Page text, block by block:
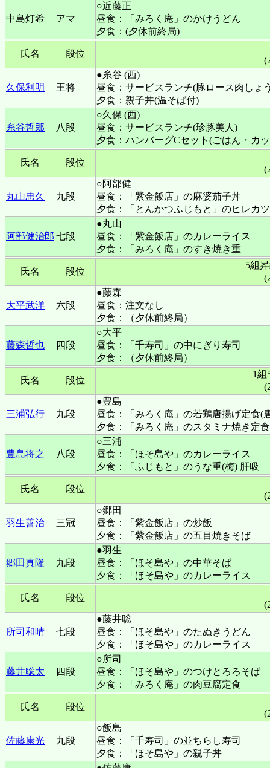
中島灯希 アマ
○近藤正
昼食：「みろく庵」のかけうどん
夕食：(夕休前終局)
氏名 段位
久保利明 王将
●糸谷 (西)
昼食：サービスランチ(豚ロース肉しょ
夕食：親子丼(温そば付)
糸谷哲郎 八段
○久保 (西)
昼食：サービスランチ(珍豚美人)
夕食：ハンバーグCセット(ごはん・カ
氏名 段位
丸山忠久 九段
○阿部健
昼食：「紫金飯店」の麻婆茄子丼
夕食：「とんかつふじもと」のヒレカ
阿部健治郎 七段
●丸山
昼食：「紫金飯店」のカレーライス
夕食：「みろく庵」のすき焼き重
氏名 段位
5組
大平武洋 六段
●藤森
昼食：注文なし
夕食：（夕休前終局）
藤森哲也 四段
○大平
昼食：「千寿司」の中にぎり寿司
夕食：（夕休前終局）
氏名 段位
1組
三浦弘行 九段
●豊島
昼食：「みろく庵」の若鶏唐揚げ定食(
夕食：「みろく庵」のスタミナ焼き定食
豊島将之 八段
○三浦
昼食：「ほそ島や」のカレーライス
夕食：「ふじもと」のうな重(梅) 肝吸
氏名 段位
羽生善治 三冠
○郷田
昼食：「紫金飯店」の炒飯
夕食：「紫金飯店」の五目焼きそば
郷田真隆 九段
●羽生
昼食：「ほそ島や」の中華そば
夕食：「ほそ島や」のカレーライス
氏名 段位
所司和晴 七段
●藤井聡
昼食：「ほそ島や」のたぬきうどん
夕食：「ほそ島や」のカレーライス
藤井聡太 四段
○所司
昼食：「ほそ島や」のつけとろろそば
夕食：「みろく庵」の肉豆腐定食
氏名 段位
佐藤康光 九段
○飯島
昼食：「千寿司」の並ちらし寿司
夕食：「ほそ島や」の親子丼